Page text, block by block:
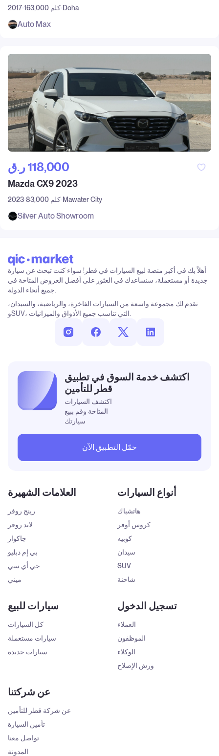
2017 163,000 كلم Doha
Auto Max
ر.ق‎ 118,000
Mazda CX9 2023
2023 83,000 كلم Mawater City
Silver Auto Showroom
أهلاً بك في أكبر منصة لبيع السيارات في قطر! سواء كنت تبحث عن سيارة
جديدة أو مستعملة، سنساعدك في العثور على أفضل العروض المتاحة في
نقدم لك مجموعة واسعة من السيارات الفاخرة، والرياضية، والسيدان،
العلامات الشهيرة
رينج روفر
لاند روفر
جاكوار
بي إم دبليو
جي أي سي
ميني
أنواع السيارات
هاتشباك
كروس أوفر
كوبيه
سيدان
SUV
شاحنة
سيارات للبيع
كل السيارات
سيارات مستعملة
سيارات جديدة
تسجيل الدخول
العملاء
الموظفون
الوكلاء
ورش الإصلاح
عن شركتنا
عن شركة قطر للتأمين
تأمين السيارة
تواصل معنا
المدونة
اكتشف خدمة السوق في تطبيق
قطر للتأمين
اكتشف السيارات
المتاحة وقم ببيع
سيارتك
حمّل التطبيق الآن